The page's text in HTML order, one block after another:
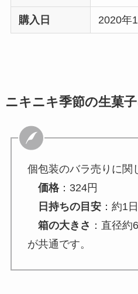
購入日 2020年
ニキニキ季節の生菓
個包装のバラ売りに関
価格：324円
日持ちの目安：約1
箱の大きさ ：直径約
が共通です。